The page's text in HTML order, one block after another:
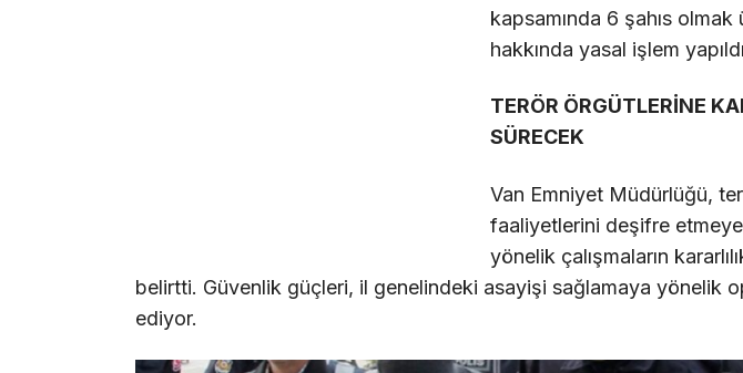
kapsamında 6 şahıs olmak
hakkında yasal işlem
TERÖR ÖRGÜTLERİNE
SÜRECEK
Van Emniyet Müdürlüğü,
faaliyetlerini deşifre
yönelik çalışmaların
belirtti. Güvenlik güçleri, il genelindeki asayişi sağlamaya yönelik
ediyor.